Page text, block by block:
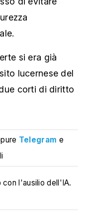
si era già
lucernese del
corti di diritto
Telegram e
l'ausilio dell'IA.